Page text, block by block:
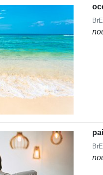
BrE
BrE